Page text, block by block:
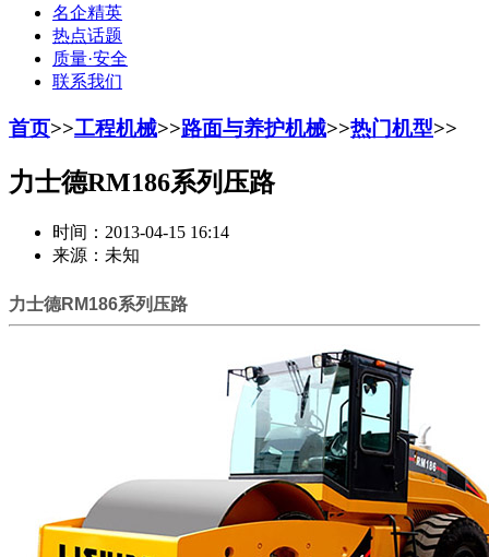
名企精英
热点话题
质量·安全
联系我们
首页>>工程机械>>路面与养护机械>>热门机型>>
力士德RM186系列压路
时间：2013-04-15 16:14
来源：未知
力士德RM186系列压路